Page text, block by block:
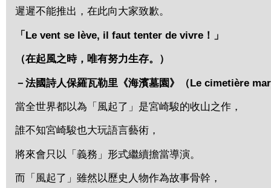
遲遲不能推出，在此向大家致歉。
「Le vent se lève, il faut tenter de vivre！」
（在起風之時，唯有努力生存。）
－法國詩人保羅瓦勒里《海濱墓園》（Le cimetière
當全世界都以為「風起了」是宮崎駿的收山之作，
誰不知宮崎駿也大玩語言藝術，
將來會只以「義務」形式繼續擔當導演。
而「風起了」雖然以歷史人物作為故事骨幹，